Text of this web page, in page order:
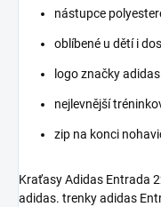
nástupce
oblíbené u dětí i
logo značky adidas
nejlevnější
zip na konci
Kraťasy Adidas Entrada
adidas. trenky adidas